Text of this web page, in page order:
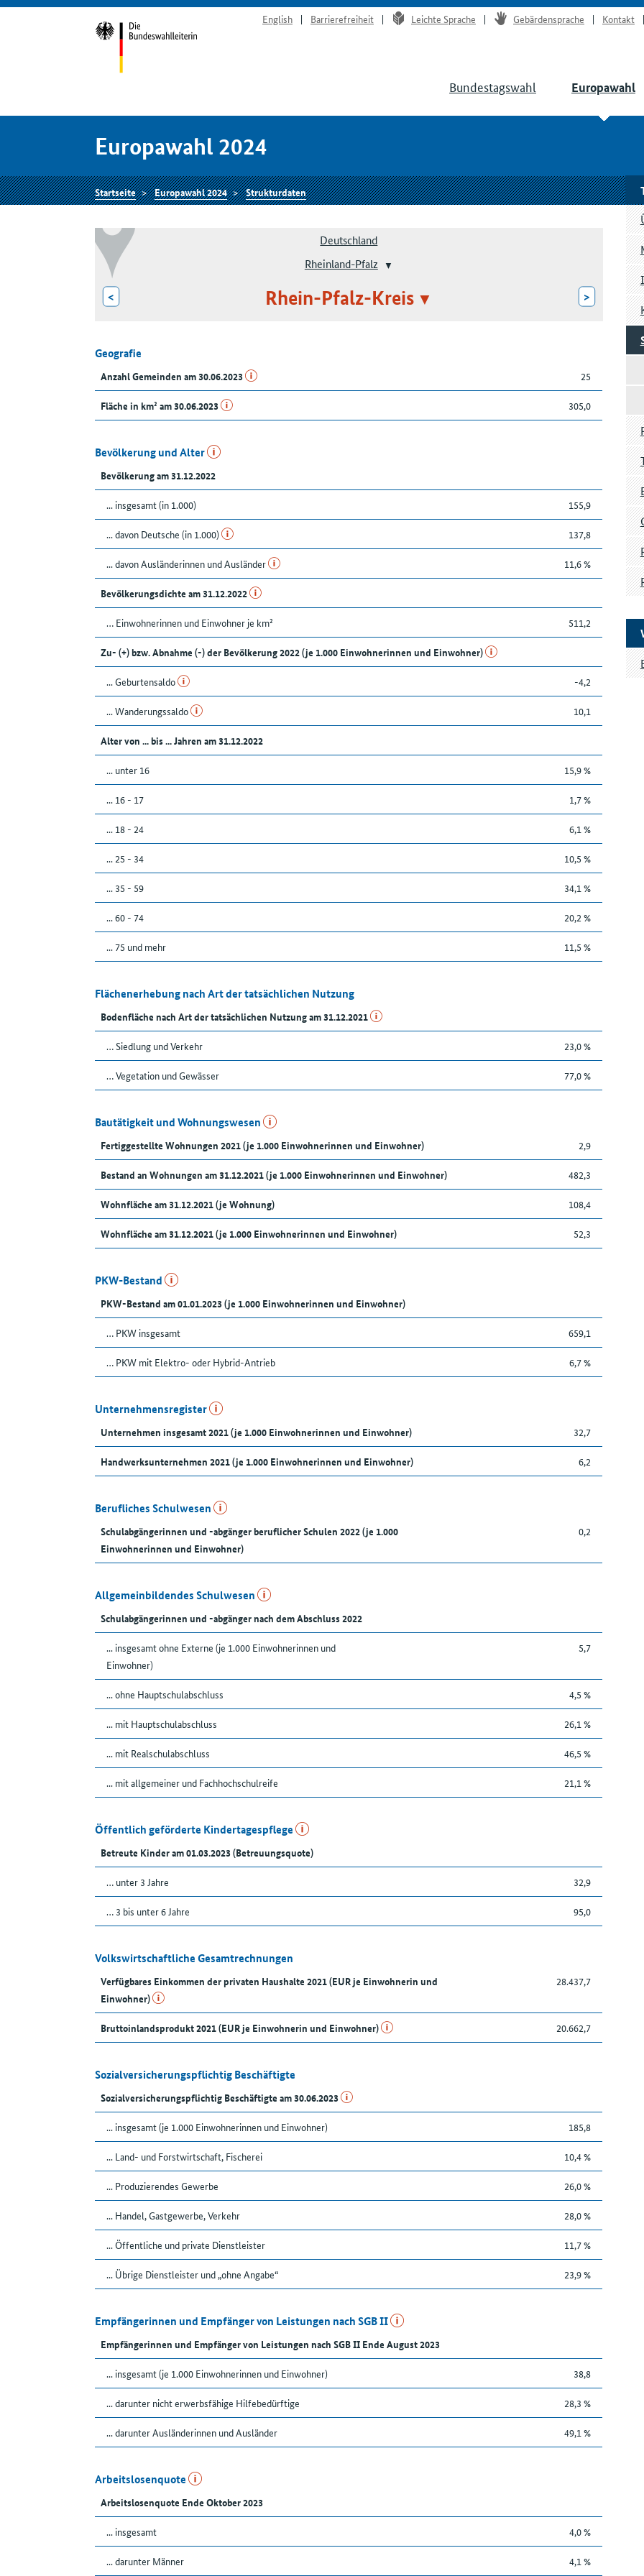
English Barrierefreiheit Leichte Sprache Gebärdensprache Kontakt
Bundestagswahl Europawahl
Europawahl 2024
Startseite Europawahl 2024 Strukturdaten
Deutschland
Rheinland-Pfalz
< Rhein-Pfalz-Kreis >
Geografie
Anzahl Gemeinden am 30.06.2023 25
Fläche in km² am 30.06.2023 305,0
Bevölkerung und Alter
Bevölkerung am 31.12.2022
... insgesamt (in 1.000) 155,9
... davon Deutsche (in 1.000) 137,8
... davon Ausländerinnen und Ausländer 11,6 %
Bevölkerungsdichte am 31.12.2022
… Einwohnerinnen und Einwohner je km² 511,2
Zu- (+) bzw. Abnahme (-) der Bevölkerung 2022 (je 1.000 Einwohnerinnen und Einwohner)
... Geburtensaldo -4,2
... Wanderungssaldo 10,1
Alter von ... bis ... Jahren am 31.12.2022
... unter 16 15,9 %
... 16 - 17 1,7 %
... 18 - 24 6,1 %
... 25 - 34 10,5 %
... 35 - 59 34,1 %
... 60 - 74 20,2 %
... 75 und mehr 11,5 %
Flächenerhebung nach Art der tatsächlichen Nutzung
Bodenfläche nach Art der tatsächlichen Nutzung am 31.12.2021
… Siedlung und Verkehr 23,0 %
… Vegetation und Gewässer 77,0 %
Bautätigkeit und Wohnungswesen
Fertiggestellte Wohnungen 2021 (je 1.000 Einwohnerinnen und Einwohner) 2,9
Bestand an Wohnungen am 31.12.2021 (je 1.000 Einwohnerinnen und Einwohner) 482,3
Wohnfläche am 31.12.2021 (je Wohnung) 108,4
Wohnfläche am 31.12.2021 (je 1.000 Einwohnerinnen und Einwohner) 52,3
PKW-Bestand
PKW-Bestand am 01.01.2023 (je 1.000 Einwohnerinnen und Einwohner)
… PKW insgesamt 659,1
… PKW mit Elektro- oder Hybrid-Antrieb 6,7 %
Unternehmensregister
Unternehmen insgesamt 2021 (je 1.000 Einwohnerinnen und Einwohner) 32,7
Handwerksunternehmen 2021 (je 1.000 Einwohnerinnen und Einwohner) 6,2
Berufliches Schulwesen
Schulabgängerinnen und -abgänger beruflicher Schulen 2022 (je 1.000
Einwohnerinnen und Einwohner)
0,2
Allgemeinbildendes Schulwesen
Schulabgängerinnen und -abgänger nach dem Abschluss 2022
... insgesamt ohne Externe (je 1.000 Einwohnerinnen und
Einwohner)
5,7
... ohne Hauptschulabschluss 4,5 %
... mit Hauptschulabschluss 26,1 %
... mit Realschulabschluss 46,5 %
... mit allgemeiner und Fachhochschulreife 21,1 %
Öffentlich geförderte Kindertagespflege
Betreute Kinder am 01.03.2023 (Betreuungsquote)
… unter 3 Jahre 32,9
… 3 bis unter 6 Jahre 95,0
Volkswirtschaftliche Gesamtrechnungen
Verfügbares Einkommen der privaten Haushalte 2021 (EUR je Einwohnerin und
Einwohner)
28.437,7
Bruttoinlandsprodukt 2021 (EUR je Einwohnerin und Einwohner) 20.662,7
Sozialversicherungspflichtig Beschäftigte
Sozialversicherungspflichtig Beschäftigte am 30.06.2023
... insgesamt (je 1.000 Einwohnerinnen und Einwohner) 185,8
... Land- und Forstwirtschaft, Fischerei 10,4 %
... Produzierendes Gewerbe 26,0 %
... Handel, Gastgewerbe, Verkehr 28,0 %
... Öffentliche und private Dienstleister 11,7 %
... Übrige Dienstleister und „ohne Angabe“ 23,9 %
Empfängerinnen und Empfänger von Leistungen nach SGB II
Empfängerinnen und Empfänger von Leistungen nach SGB II Ende August 2023
... insgesamt (je 1.000 Einwohnerinnen und Einwohner) 38,8
... darunter nicht erwerbsfähige Hilfebedürftige 28,3 %
... darunter Ausländerinnen und Ausländer 49,1 %
Arbeitslosenquote
Arbeitslosenquote Ende Oktober 2023
... insgesamt 4,0 %
... darunter Männer 4,1 %